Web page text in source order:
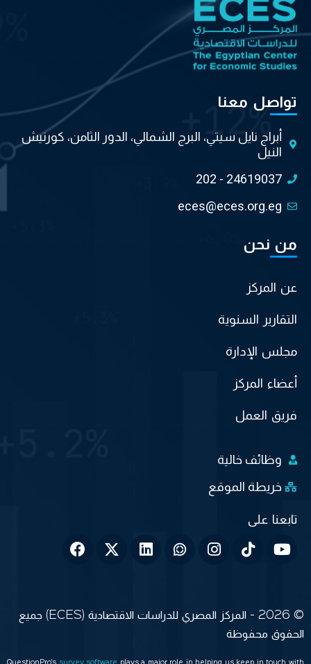
تواصل معنا
أبراج نايل سيتي، البرج الشمالي، الدور الثامن، كورنيش
النيل
202 - 24619037
eces@eces.org.eg
من نحن
عن المركز
التقارير السنوية
مجلس الإدارة
أعضاء المركز
فريق العمل
وظائف خالية
خريطة الموقع
© 2026 - المركز المصري للدراسات الاقتصادية (ECES) جميع
الحقوق محفوظة